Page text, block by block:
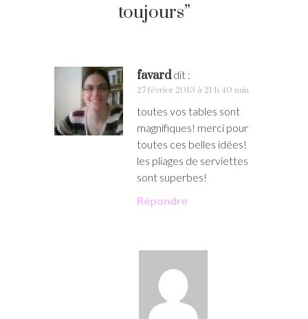
toujours”
favard dit :
27 février 2013 à 21 h 40 min
toutes vos tables sont
magnifiques! merci pour
toutes ces belles idées!
les pliages de serviettes
sont superbes!
Répondre